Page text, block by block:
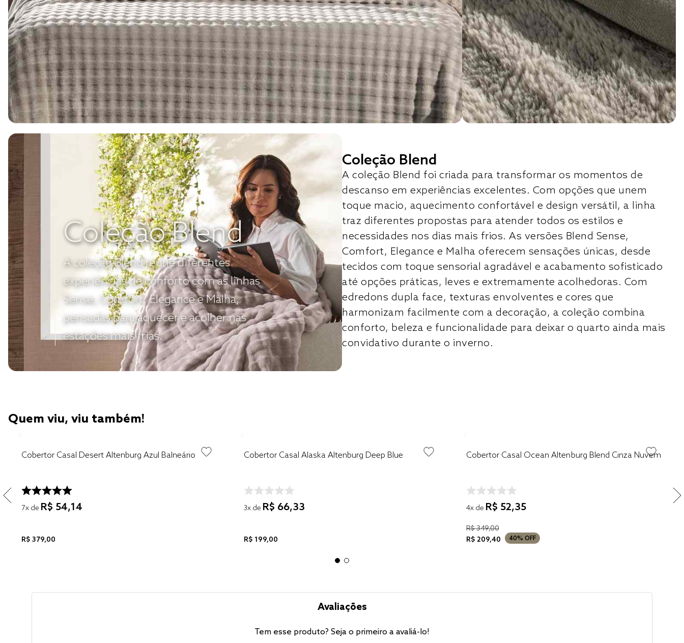
Coleção Blend
A coleção Blend reúne diferentes
experiências de conforto com as linhas
Sense, Comfort, Elegance e Malha,
pensadas para aquecer e acolher nas
estações mais frias.
Coleção Blend
A coleção Blend foi criada para transformar os momentos de
descanso em experiências excelentes. Com opções que unem
toque macio, aquecimento confortável e design versátil, a linha
traz diferentes propostas para atender todos os estilos e
necessidades nos dias mais frios. As versões Blend Sense,
Comfort, Elegance e Malha oferecem sensações únicas, desde
tecidos com toque sensorial agradável e acabamento sofisticado
até opções práticas, leves e extremamente acolhedoras. Com
edredons dupla face, texturas envolventes e cores que
harmonizam facilmente com a decoração, a coleção combina
conforto, beleza e funcionalidade para deixar o quarto ainda mais
convidativo durante o inverno.
Quem viu, viu também!
Cobertor Casal Desert Altenburg Azul Balneário
7x de R$ 54,14
R$ 379,00
Cobertor Casal Alaska Altenburg Deep Blue
3x de R$ 66,33
R$ 199,00
Cobertor Casal Ocean Altenburg Blend Cinza Nuvem
4x de R$ 52,35
R$349,00
R$ 209,40 40% OFF
Avaliações
Tem esse produto? Seja o primeiro a avaliá-lo!